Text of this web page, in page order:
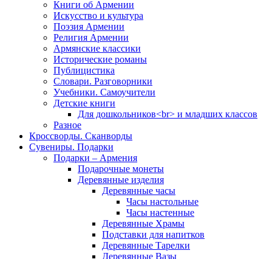
Книги об Армении
Иcкусство и культура
Поэзия Армении
Религия Армении
Армянские классики
Исторические романы
Публицистика
Словари. Разговорники
Учебники. Самоучители
Детские книги
Для дошкольников<br> и младших классов
Разное
Кроссворды. Сканворды
Сувениры. Подарки
Подарки – Армения
Подарочные монеты
Деревянные изделия
Деревянные часы
Часы настольные
Часы настенные
Деревянные Храмы
Подставки для напитков
Деревянные Тарелки
Деревянные Вазы